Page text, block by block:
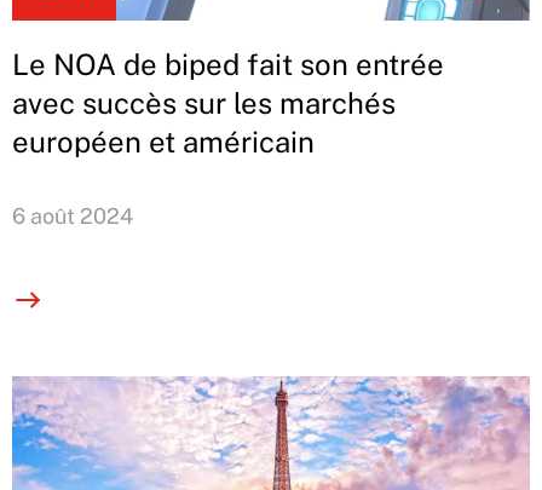
Le NOA de biped fait son entrée
avec succès sur les marchés
européen et américain
6 août 2024